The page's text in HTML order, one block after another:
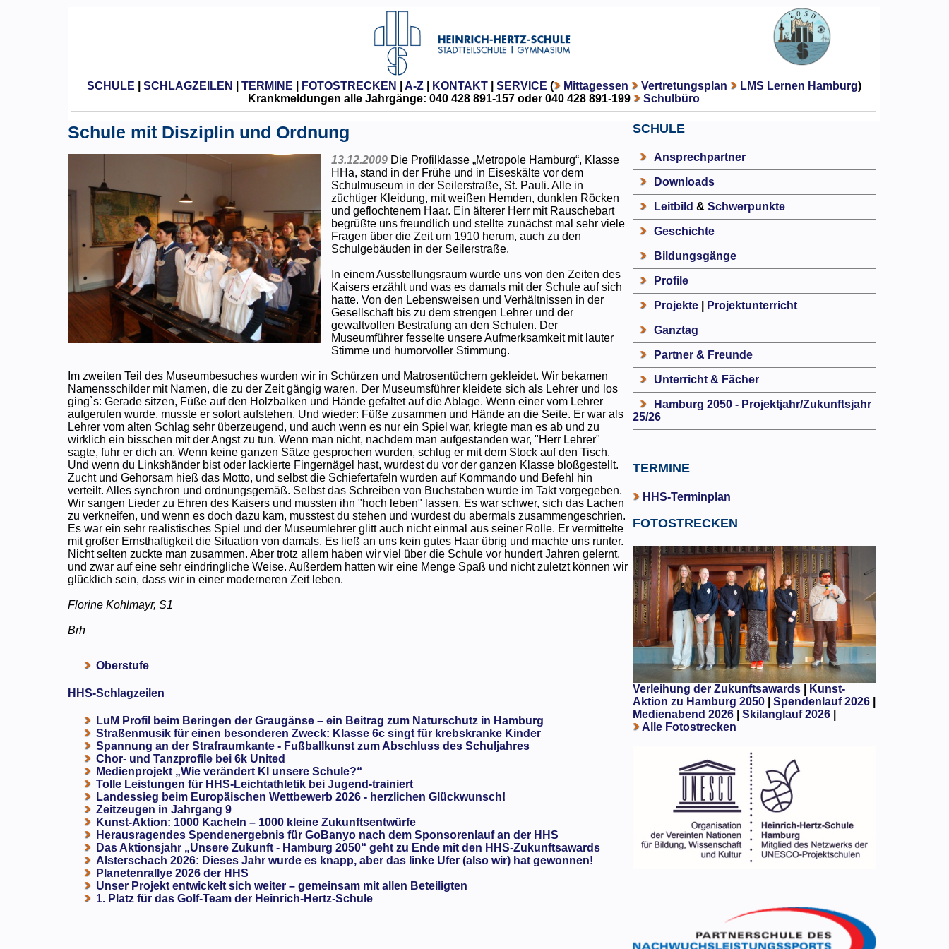
SCHULE SCHLAGZEILEN TERMINE FOTOSTRECKEN A-Z| KONTAKT| SERVICE ( Mittagessen Vertretungsplan LMS Lernen Hamburg)
Krankmeldungen alle Jahrgänge: 040 428 891-157 oder 040 428 891-199
Schulbüro
Schule mit Disziplin und Ordnung
13.12.2009 Die Profilklasse „Metropole Hamburg“, Klasse
HHa, stand in der Frühe und in Eiseskälte vor dem
Schulmuseum in der Seilerstraße, St. Pauli. Alle in
züchtiger Kleidung, mit weißen Hemden, dunklen Röcken
und geflochtenem Haar. Ein älterer Herr mit Rauschebart
begrüßte uns freundlich und stellte zunächst mal sehr viele
Fragen über die Zeit um 1910 herum, auch zu den
Schulgebäuden in der Seilerstraße.
In einem Ausstellungsraum wurde uns von den Zeiten des
Kaisers erzählt und was es damals mit der Schule auf sich
hatte. Von den Lebensweisen und Verhältnissen in der
Gesellschaft bis zu dem strengen Lehrer und der
gewaltvollen Bestrafung an den Schulen. Der
Museumführer fesselte unsere Aufmerksamkeit mit lauter
Stimme und humorvoller Stimmung.
Im zweiten Teil des Museumbesuches wurden wir in Schürzen und Matrosentüchern gekleidet. Wir bekamen
Namensschilder mit Namen, die zu der Zeit gängig waren. Der Museumsführer kleidete sich als Lehrer und los
ging`s: Gerade sitzen, Füße auf den Holzbalken und Hände gefaltet auf die Ablage. Wenn einer vom Lehrer
aufgerufen wurde, musste er sofort aufstehen. Und wieder: Füße zusammen und Hände an die Seite. Er war als
Lehrer vom alten Schlag sehr überzeugend, und auch wenn es nur ein Spiel war, kriegte man es ab und zu
wirklich ein bisschen mit der Angst zu tun. Wenn man nicht, nachdem man aufgestanden war, "Herr Lehrer"
sagte, fuhr er dich an. Wenn keine ganzen Sätze gesprochen wurden, schlug er mit dem Stock auf den Tisch.
Und wenn du Linkshänder bist oder lackierte Fingernägel hast, wurdest du vor der ganzen Klasse bloßgestellt.
Zucht und Gehorsam hieß das Motto, und selbst die Schiefertafeln wurden auf Kommando und Befehl hin
verteilt. Alles synchron und ordnungsgemäß. Selbst das Schreiben von Buchstaben wurde im Takt vorgegeben.
Wir sangen Lieder zu Ehren des Kaisers und mussten ihn "hoch leben" lassen. Es war schwer, sich das Lachen
zu verkneifen, und wenn es doch dazu kam, musstest du stehen und wurdest du abermals zusammengeschrien.
Es war ein sehr realistisches Spiel und der Museumlehrer glitt auch nicht einmal aus seiner Rolle. Er vermittelte
mit großer Ernsthaftigkeit die Situation von damals. Es ließ an uns kein gutes Haar übrig und machte uns runter.
Nicht selten zuckte man zusammen. Aber trotz allem haben wir viel über die Schule vor hundert Jahren gelernt,
und zwar auf eine sehr eindringliche Weise. Außerdem hatten wir eine Menge Spaß und nicht zuletzt können wir
glücklich sein, dass wir in einer moderneren Zeit leben.
Florine Kohlmayr, S1
Brh
Oberstufe
HHS-Schlagzeilen
LuM Profil beim Beringen der Graugänse – ein Beitrag zum Naturschutz in Hamburg
Straßenmusik für einen besonderen Zweck: Klasse 6c singt für krebskranke Kinder
Spannung an der Strafraumkante - Fußballkunst zum Abschluss des Schuljahres
Chor- und Tanzprofile bei 6k United
Medienprojekt „Wie verändert KI unsere Schule?“
Tolle Leistungen für HHS-Leichtathletik bei Jugend-trainiert
Landessieg beim Europäischen Wettbewerb 2026 - herzlichen Glückwunsch!
Zeitzeugen in Jahrgang 9
Kunst-Aktion: 1000 Kacheln – 1000 kleine Zukunftsentwürfe
Herausragendes Spendenergebnis für GoBanyo nach dem Sponsorenlauf an der HHS
Das Aktionsjahr „Unsere Zukunft - Hamburg 2050“ geht zu Ende mit den HHS-Zukunftsawards
Alsterschach 2026: Dieses Jahr wurde es knapp, aber das linke Ufer (also wir) hat gewonnen!
Planetenrallye 2026 der HHS
Unser Projekt entwickelt sich weiter – gemeinsam mit allen Beteiligten
1. Platz für das Golf-Team der Heinrich-Hertz-Schule
SCHULE
Ansprechpartner
Downloads
Leitbild & Schwerpunkte
Geschichte
Bildungsgänge
Profile
Projekte| Projektunterricht
Ganztag
Partner & Freunde
Unterricht & Fächer
Hamburg 2050 - Projektjahr/Zukunftsjahr
25/26
TERMINE
HHS-Terminplan
FOTOSTRECKEN
Verleihung der Zukunftsawards|
Kunst-
Aktion zu Hamburg 2050
Spendenlauf 2026|
Medienabend 2026| Skilanglauf 2026|
Alle Fotostrecken